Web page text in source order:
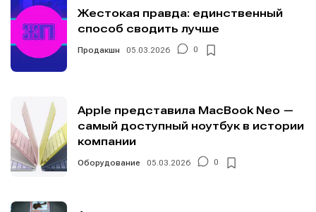
Жестокая правда: единственный
способ сводить лучше
Продакшн 05.03.2026 0
Apple представила MacBook Neo —
самый доступный ноутбук в истории
компании
Оборудование 05.03.2026 0